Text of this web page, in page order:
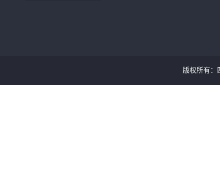
版权所有：